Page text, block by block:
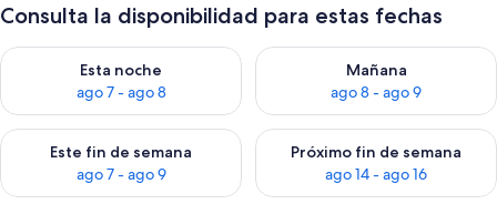
Consulta la disponibilidad para estas fechas
Esta noche
ago 7 - ago 8
Consulta la disponibilidad para esta noche, ago 7 - ago 8
Mañana
ago 8 - ago 9
Consulta la disponibilidad
Este fin de semana
ago 7 - ago 9
Consulta la disponibilidad para este fin de semana, ago 7 -
Próximo fin de semana
ago 14 - ago 16
Consulta la disponibilidad